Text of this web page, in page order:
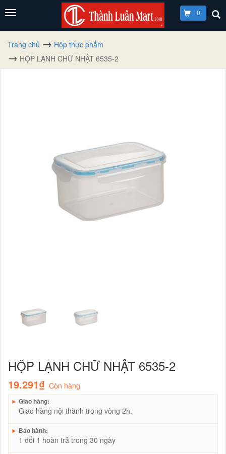
0
Trang chủ
Hộp thực phẩm
HỘP LẠNH CHỮ NHẬT 6535-2
HỘP LẠNH CHỮ NHẬT 6535-2
19.291₫ Còn hàng
► Giao hàng:
Giao hàng nội thành trong vòng 2h.
► Bảo hành:
1 đổi 1 hoàn trả trong 30 ngày